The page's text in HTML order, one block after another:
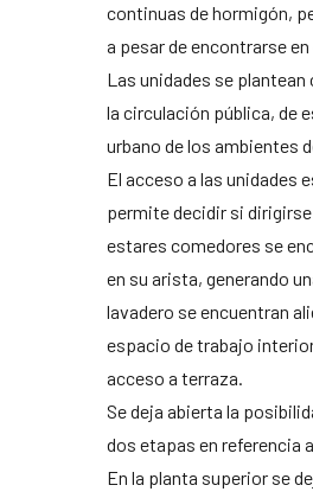
continuas de hormigón,
a pesar de encontrarse
Las unidades se
la circulación pública, de
urbano de los ambientes
El acceso a las unidades
permite decidir si
estares comedores se
en su arista, generando
lavadero se encuentran
espacio de trabajo
acceso a terraza.
Se deja abierta la
dos etapas en referencia
En la planta superior se